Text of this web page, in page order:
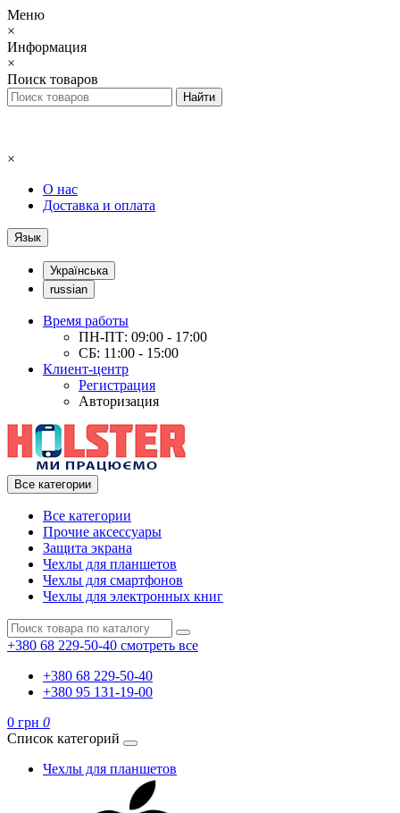
Меню
×
Информация
×
Поиск товаров
×
О нас
Доставка и оплата
Язык
Українська
russian
Время работы
ПН-ПТ: 09:00 - 17:00
СБ: 11:00 - 15:00
Клиент-центр
Регистрация
Авторизация
Все категории
Все категории
Прочие аксессуары
Защита экрана
Чехлы для планшетов
Чехлы для смартфонов
Чехлы для электронных книг
+380 68 229-50-40 смотреть все
+380 68 229-50-40
+380 95 131-19-00
0 грн 0
Список категорий
Чехлы для планшетов